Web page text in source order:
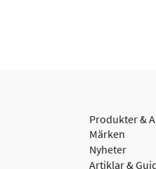
Produkter &
Märken
Nyheter
Artiklar &